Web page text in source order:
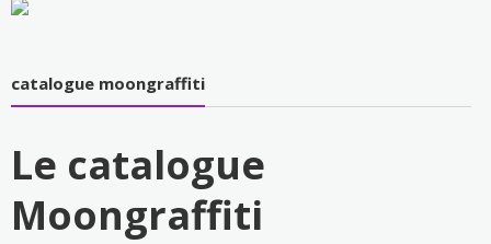
catalogue moongraffiti
Le catalogue
Moongraffiti